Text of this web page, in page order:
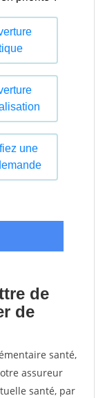
de
de
santé,
assureur
santé, par